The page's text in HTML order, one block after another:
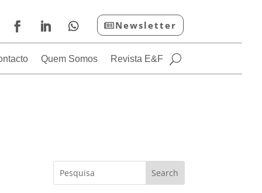
Newsletter
Quem Somos Revista E&F